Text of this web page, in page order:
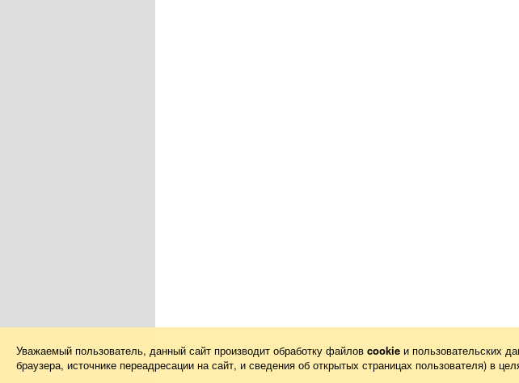
Уважаемый пользователь, данный сайт производит обработку файлов cookie и пользовательских
браузера, источнике переадресации на сайт, и сведения об открытых страницах пользователя) в